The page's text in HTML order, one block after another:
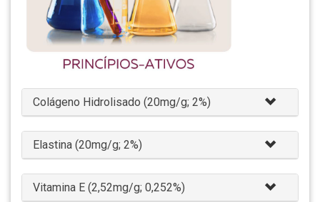
Colágeno Hidrolisado (20mg/g; 2%)
Elastina (20mg/g; 2%)
Vitamina E (2,52mg/g; 0,252%)